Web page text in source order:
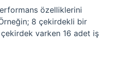
özelliklerini
8 çekirdekli bir
varken 16 adet iş